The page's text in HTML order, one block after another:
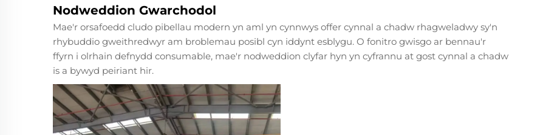
Nodweddion Gwarchodol
Mae'r orsafoedd cludo pibellau modern yn aml yn cynnwys offer cynnal a chadw rhagweladwy sy'n
rhybuddio gweithredwyr am broblemau posibl cyn iddynt esblygu. O fonitro gwisgo ar bennau'r
ffyrn i olrhain defnydd consumable, mae'r nodweddion clyfar hyn yn cyfrannu at gost cynnal a chadw
is a bywyd peiriant hir.